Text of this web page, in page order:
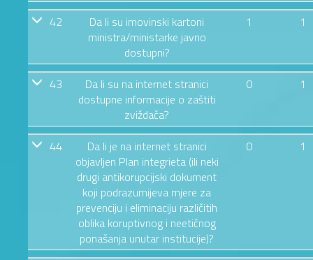
42
Da li su imovinski kartoni
ministra/ministarke javno
dostupni?
1 1
43
Da li su na internet stranici
dostupne informacije o zaštiti
zviždača?
0 1
44
Da li je na internet stranici
objavljen Plan integrieta (ili neki
drugi antikorupcijski dokument
koji podrazumijeva mjere za
prevenciju i eliminaciju različitih
oblika koruptivnog i neetičnog
ponašanja unutar institucije)?
0 1